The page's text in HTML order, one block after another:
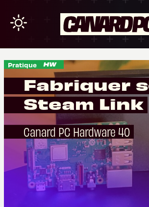
Pratique
Fabriquer
Steam Link
Canard PC Hardware 40